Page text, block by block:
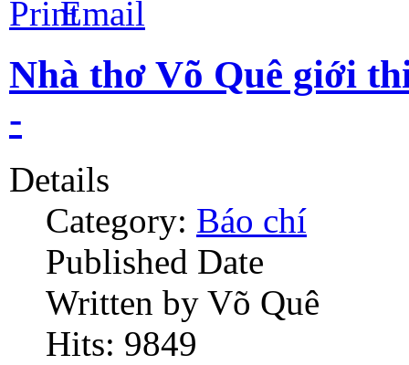
Nhà thơ Võ Quê giới
-
Details
Category: Báo chí
Published Date
Written by Võ Quê
Hits: 9849